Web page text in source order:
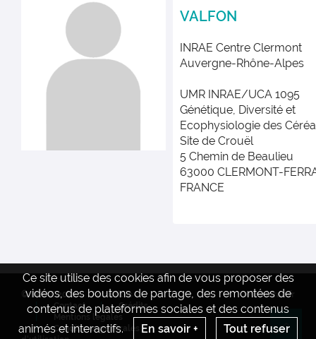
VALFON
INRAE Centre Clermont
Auvergne-Rhône-Alpes
UMR INRAE/UCA 1095
Génétique, Diversité et
Ecophysiologie des
Site de Crouël
5 Chemin de Beaulieu
63000 CLERMONT-
FRANCE
Ce site utilise des cookies afin de vous proposer des
vidéos, des boutons de partage, des remontées de
contenus de plateformes sociales et des contenus
animés et interactifs.
En savoir + Tout refuser
© INRAE 2022
Actualités
Contact
Crédits
Mentions legales
Conditions générales
www.inrae.fr